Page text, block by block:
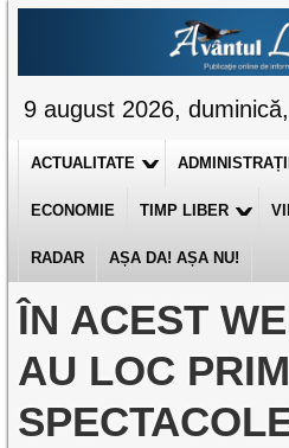
9 august 2026,
ACTUALITATE
ECONOMIE TIMP LIBER
RADAR AȘA DA! AȘA NU!
ÎN ACEST
AU LOC